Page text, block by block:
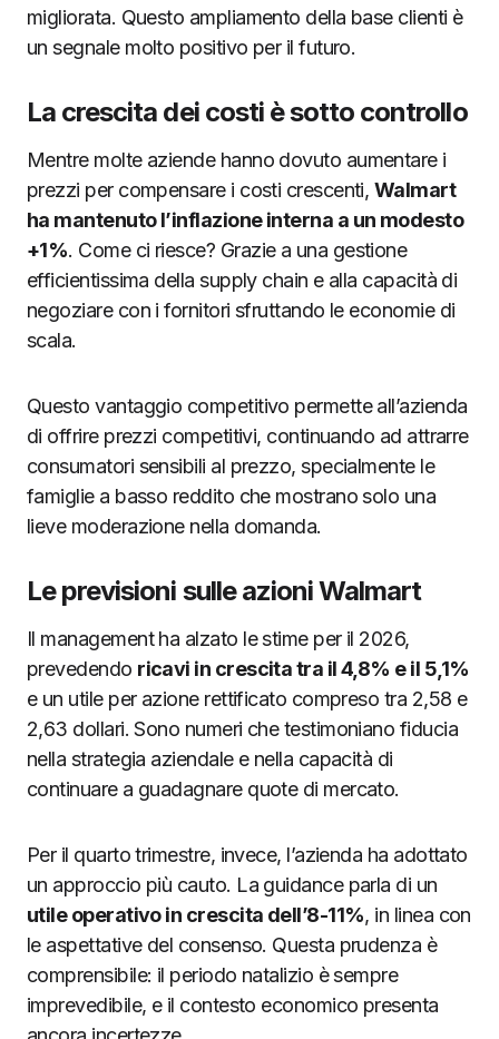
migliorata. Questo ampliamento della base clienti è
un segnale molto positivo per il futuro.
La crescita dei costi è sotto controllo
Mentre molte aziende hanno dovuto aumentare i
prezzi per compensare i costi crescenti, Walmart
ha mantenuto l’inflazione interna a un modesto
+1%. Come ci riesce? Grazie a una gestione
efficientissima della supply chain e alla capacità di
negoziare con i fornitori sfruttando le economie di
scala.
Questo vantaggio competitivo permette all’azienda
di offrire prezzi competitivi, continuando ad attrarre
consumatori sensibili al prezzo, specialmente le
famiglie a basso reddito che mostrano solo una
lieve moderazione nella domanda.
Le previsioni sulle azioni Walmart
Il management ha alzato le stime per il 2026,
prevedendo ricavi in crescita tra il 4,8% e il 5,1%
e un utile per azione rettificato compreso tra 2,58 e
2,63 dollari. Sono numeri che testimoniano fiducia
nella strategia aziendale e nella capacità di
continuare a guadagnare quote di mercato.
Per il quarto trimestre, invece, l’azienda ha adottato
un approccio più cauto. La guidance parla di un
utile operativo in crescita dell’8-11%, in linea con
le aspettative del consenso. Questa prudenza è
comprensibile: il periodo natalizio è sempre
imprevedibile, e il contesto economico presenta